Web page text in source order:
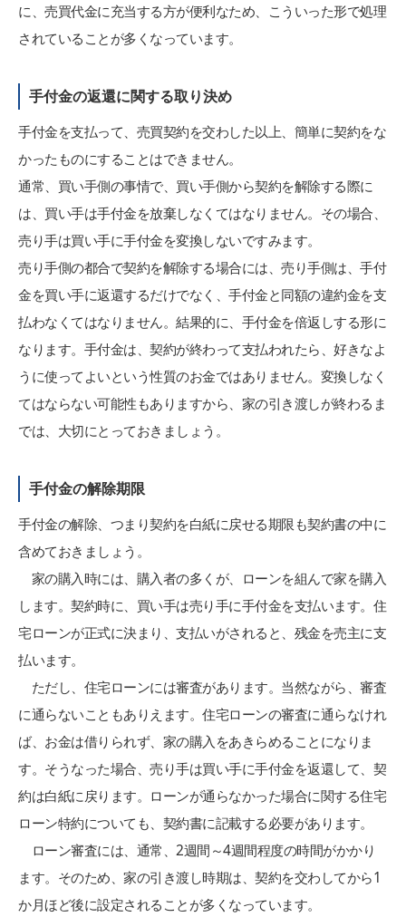
に、売買代金に充当する方が便利なため、こういった形で処理
されていることが多くなっています。
手付金の返還に関する取り決め
手付金を支払って、売買契約を交わした以上、簡単に契約をな
かったものにすることはできません。
通常、買い手側の事情で、買い手側から契約を解除する際に
は、買い手は手付金を放棄しなくてはなりません。その場合、
売り手は買い手に手付金を変換しないですみます。
売り手側の都合で契約を解除する場合には、売り手側は、手付
金を買い手に返還するだけでなく、手付金と同額の違約金を支
払わなくてはなりません。結果的に、手付金を倍返しする形に
なります。手付金は、契約が終わって支払われたら、好きなよ
うに使ってよいという性質のお金ではありません。変換しなく
てはならない可能性もありますから、家の引き渡しが終わるま
では、大切にとっておきましょう。
手付金の解除期限
手付金の解除、つまり契約を白紙に戻せる期限も契約書の中に
含めておきましょう。
家の購入時には、購入者の多くが、ローンを組んで家を購入
します。契約時に、買い手は売り手に手付金を支払います。住
宅ローンが正式に決まり、支払いがされると、残金を売主に支
払います。
ただし、住宅ローンには審査があります。当然ながら、審査
に通らないこともありえます。住宅ローンの審査に通らなけれ
ば、お金は借りられず、家の購入をあきらめることになりま
す。そうなった場合、売り手は買い手に手付金を返還して、契
約は白紙に戻ります。ローンが通らなかった場合に関する住宅
ローン特約についても、契約書に記載する必要があります。
ローン審査には、通常、2週間～4週間程度の時間がかかり
ます。そのため、家の引き渡し時期は、契約を交わしてから1
か月ほど後に設定されることが多くなっています。